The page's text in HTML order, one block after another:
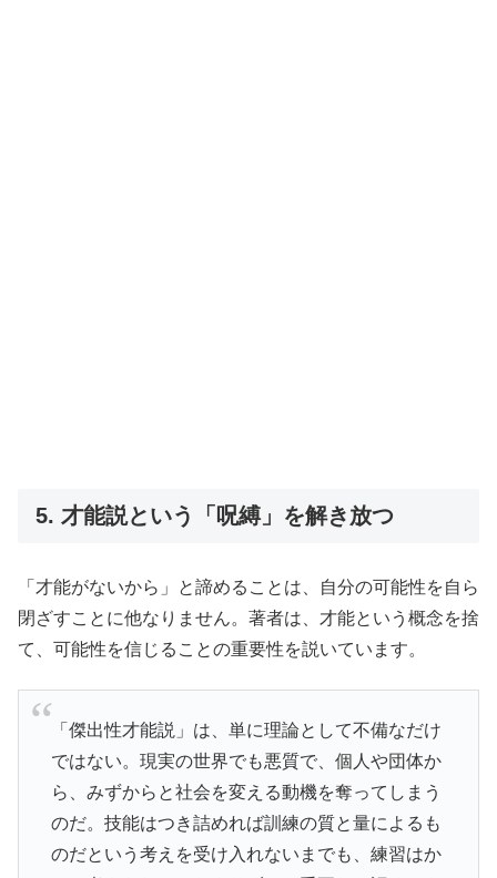
5. 才能説という「呪縛」を解き放つ
「才能がないから」と諦めることは、自分の可能性を自ら
閉ざすことに他なりません。著者は、才能という概念を捨
て、可能性を信じることの重要性を説いています。
「傑出性才能説」は、単に理論として不備なだけ
ではない。現実の世界でも悪質で、個人や団体か
ら、みずからと社会を変える動機を奪ってしまう
のだ。技能はつき詰めれば訓練の質と量によるも
のだという考えを受け入れないまでも、練習はか